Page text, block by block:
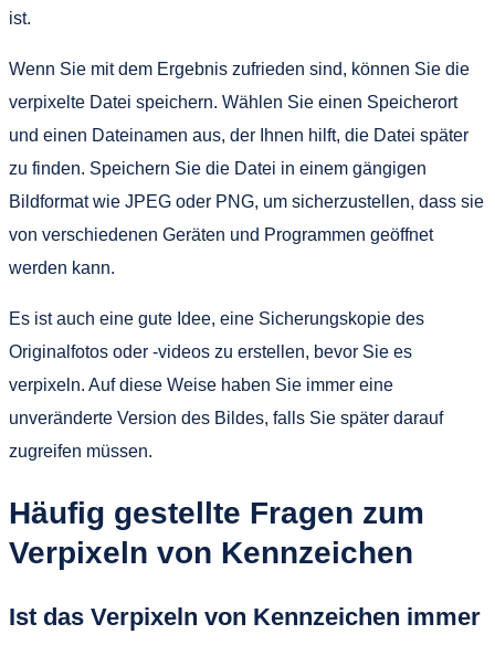
ist.
Wenn Sie mit dem Ergebnis zufrieden sind, können Sie die
verpixelte Datei speichern. Wählen Sie einen Speicherort
und einen Dateinamen aus, der Ihnen hilft, die Datei später
zu finden. Speichern Sie die Datei in einem gängigen
Bildformat wie JPEG oder PNG, um sicherzustellen, dass sie
von verschiedenen Geräten und Programmen geöffnet
werden kann.
Es ist auch eine gute Idee, eine Sicherungskopie des
Originalfotos oder -videos zu erstellen, bevor Sie es
verpixeln. Auf diese Weise haben Sie immer eine
unveränderte Version des Bildes, falls Sie später darauf
zugreifen müssen.
Häufig gestellte Fragen zum
Verpixeln von Kennzeichen
Ist das Verpixeln von Kennzeichen immer